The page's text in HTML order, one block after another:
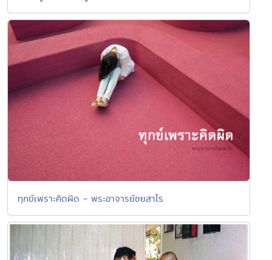
ทุกข์เพราะคิดผิด - พระอาจารย์ชยสาโร